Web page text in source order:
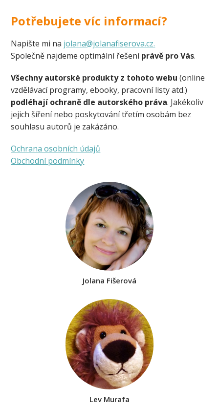
Potřebujete víc informací?
Napište mi na jolana@jolanafiserova.cz.
Společně najdeme optimální řešeníprávě pro Vás.
Všechny autorské produkty z tohoto webu (online
vzdělávací programy, ebooky, pracovní listy atd.)
podléhají ochraně dle autorského práva. Jakékoliv
jejich šíření nebo poskytování třetím osobám bez
souhlasu autorů je zakázáno.
Ochrana osobních údajů
Obchodní podmínky
Jolana Fišerová
Lev Murafa